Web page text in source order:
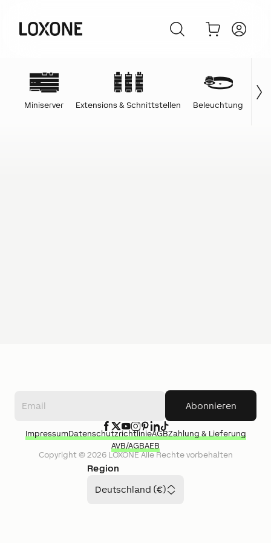
Miniserver Extensions & Schnittstellen Beleuchtung
Abonnieren
Region
Deutschland (€)
Copyright © 2026LOXONEAlle Rechte vorbehalten
ImpressumDatenschutzrichtlinieAGBZahlung & Lieferung
AVB/AGBAEB